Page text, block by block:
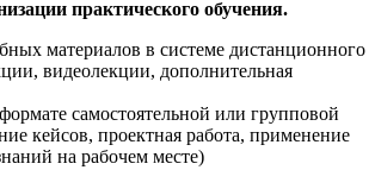
практического обучения.
материалов в системе дистанционного
видеолекции, дополнительная
самостоятельной или групповой
кейсов, проектная работа, применение
на рабочем месте)